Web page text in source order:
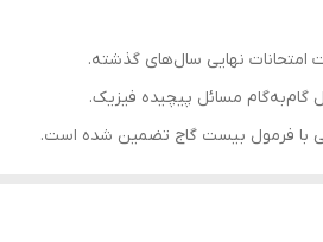
امتحانات نهایی سال‌های گذشته.
گام‌به‌گام مسائل پیچیده فیزیک.